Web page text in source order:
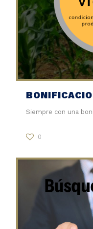
Siempre con una
0